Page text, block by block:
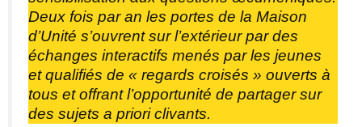
Deux fois par an les portes de la Maison
d’Unité s’ouvrent sur l’extérieur par des
échanges interactifs menés par les jeunes
et qualifiés de « regards croisés » ouverts à
tous et offrant l’opportunité de partager sur
des sujets a priori clivants.